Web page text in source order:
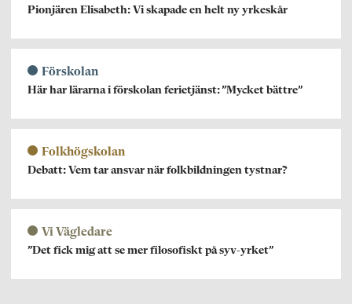
Pionjären Elisabeth: Vi skapade en helt ny yrkeskår
Förskolan
Här har lärarna i förskolan ferietjänst: ”Mycket bättre”
Folkhögskolan
Debatt: Vem tar ansvar när folkbildningen tystnar?
Vi Vägledare
”Det fick mig att se mer filosofiskt på syv-yrket”